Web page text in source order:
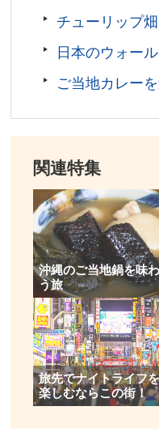
チューリップ
日本のウォー
ご当地カレー
関連特集
沖縄のご当地鍋を味
う旅
旅先でナイトライフ
楽しむならこの街！